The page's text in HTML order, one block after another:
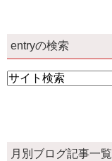
entryの検索
月別ブログ記事一覧